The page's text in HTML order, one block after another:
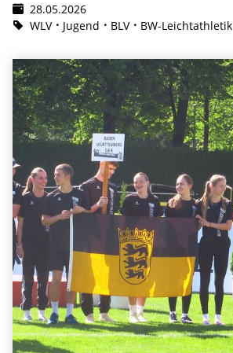
28.05.2026
WLV
Jugend BLV BW-Leichtathletik